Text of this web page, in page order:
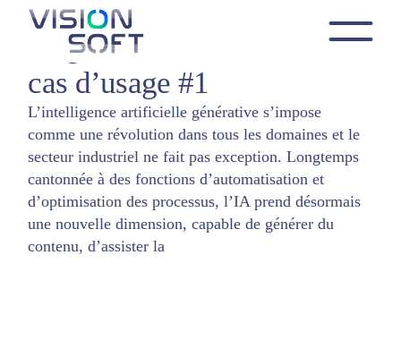
Cas d'usage digitalisation industrie
IA générative et Industrie,
cas d’usage #1
L’intelligence artificielle générative s’impose
comme une révolution dans tous les domaines et le
secteur industriel ne fait pas exception. Longtemps
cantonnée à des fonctions d’automatisation et
d’optimisation des processus, l’IA prend désormais
une nouvelle dimension, capable de générer du
contenu, d’assister la